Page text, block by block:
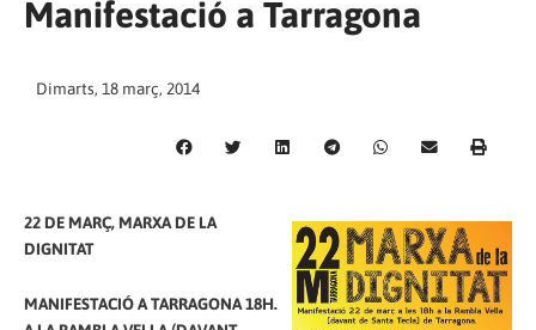
Manifestació a Tarragona
Dimarts, 18 març, 2014
22 DE MARÇ, MARXA DE LA
DIGNITAT
MANIFESTACIÓ A TARRAGONA 18H.